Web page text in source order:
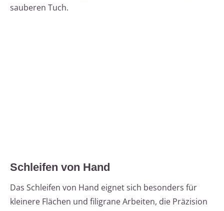
sauberen Tuch.
Schleifen von Hand
Das Schleifen von Hand eignet sich besonders für
kleinere Flächen und filigrane Arbeiten, die Präzision